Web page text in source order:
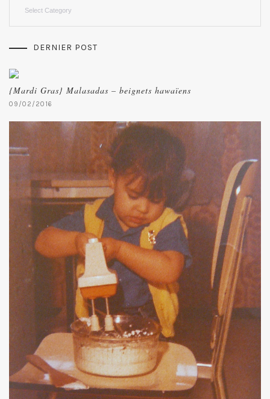
DERNIER POST
{Mardi Gras} Malasadas – beignets hawaïens
09/02/2016